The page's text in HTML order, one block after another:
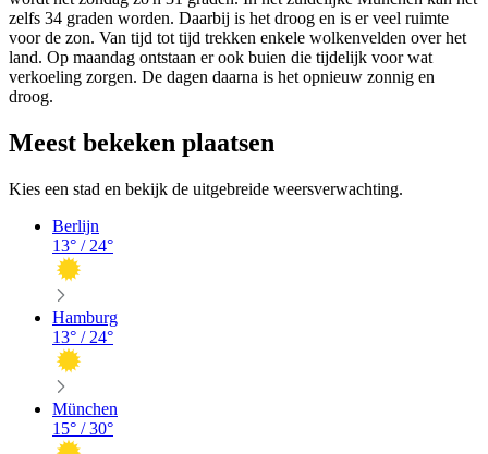
zelfs 34 graden worden. Daarbij is het droog en is er veel ruimte
voor de zon. Van tijd tot tijd trekken enkele wolkenvelden over het
land. Op maandag ontstaan er ook buien die tijdelijk voor wat
verkoeling zorgen. De dagen daarna is het opnieuw zonnig en
droog.
Meest bekeken plaatsen
Kies een stad en bekijk de uitgebreide weersverwachting.
Berlijn
13° / 24°
Hamburg
13° / 24°
München
15° /30°